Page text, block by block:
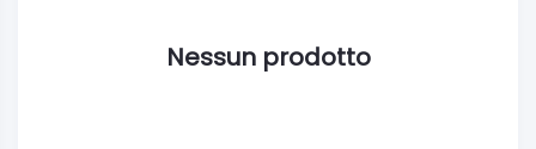
Nessun prodotto